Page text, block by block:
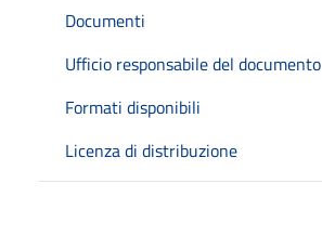
Documenti
Ufficio responsabile del documento
Formati disponibili
Licenza di distribuzione